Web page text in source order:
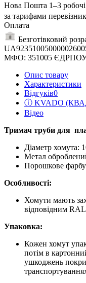
Нова Пошта 1–3
за тарифами
Оплата
Безготівковий
МФО: 351005 ЄДРПОУ:
Опис товару
Характеристики
Відгуків0
ⓘ KVADO
Відео
Тримач труби для
Діаметр хомута:
Метал
Порошкове
Особливості:
Хомути мають
відповідним
Упаковка:
Кожен хомут
потім в
ушкоджень